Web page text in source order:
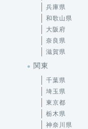
兵庫県
和歌山県
大阪府
奈良県
滋賀県
関東
千葉県
埼玉県
東京都
栃木県
神奈川県